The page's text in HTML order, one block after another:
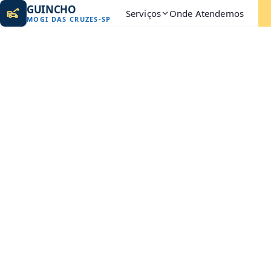
GUINCHO
MOGI DAS CRUZES-SP Serviços Onde Atendemos